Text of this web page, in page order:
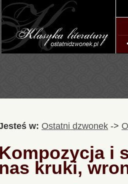
w: Ostatni dzwonek ->
Kompozycja i
nas kruki,